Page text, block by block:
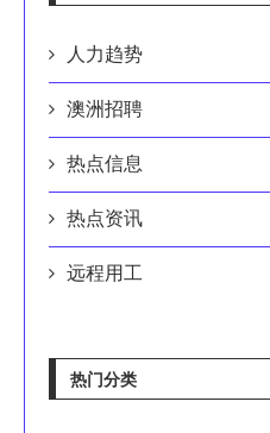
人力趋势
澳洲招聘
热点信息
热点资讯
远程用工
热门分类